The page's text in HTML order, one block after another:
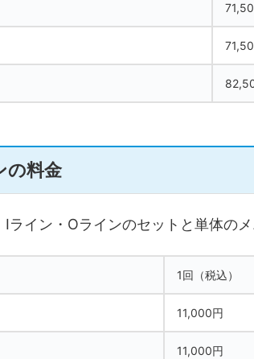
の料金
ライン・Oラインのセットと単体の
1回（税込）
11,000円
11,000円